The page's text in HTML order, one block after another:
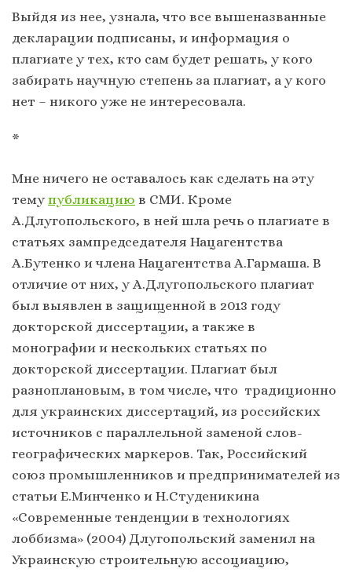
Выйдя из нее, узнала, что все вышеназванные
декларации подписаны, и информация о
плагиате у тех, кто сам будет решать, у кого
забирать научную степень за плагиат, а у кого
нет – никого уже не интересовала.
*
Мне ничего не оставалось как сделать на эту
темупубликацию в СМИ. Кроме
А.Длугопольского, в ней шла речь о плагиате в
статьях зампредседателя Нацагентства
А.Бутенко и члена Нацагентства А.Гармаша. В
отличие от них, у А.Длугопольского плагиат
был выявлен в защищенной в 2013 году
докторской диссертации, а также в
монографии и нескольких статьях по
докторской диссертации. Плагиат был
разноплановым, в том числе, что традиционно
для украинских диссертаций, из российских
источников с параллельной заменой слов-
географических маркеров. Так, Российский
союз промышленников и предпринимателей из
статьи Е.Минченко и Н.Студеникина
«Современные тенденции в технологиях
лоббизма» (2004) Длугопольский заменил на
Украинскую строительную ассоциацию,